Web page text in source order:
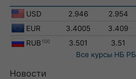
USD 2.946 2.954
EUR
3.4005 3.409
RUB 100 3.501 3.51
Все курсы НБ РБ
Новости